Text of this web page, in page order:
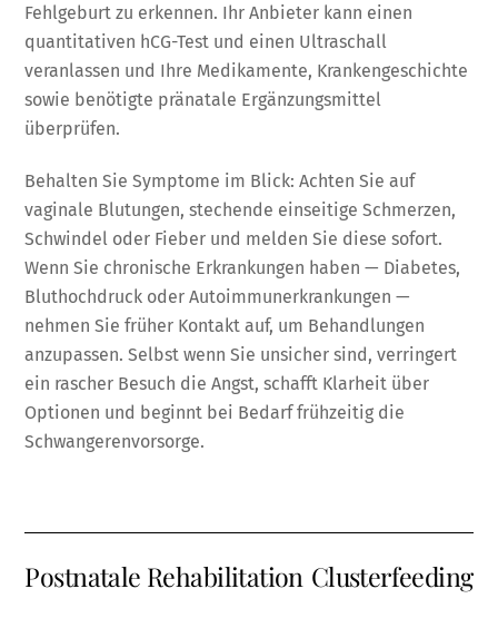
Fehlgeburt zu erkennen. Ihr Anbieter kann einen
quantitativen hCG-Test und einen Ultraschall
veranlassen und Ihre Medikamente, Krankengeschichte
sowie benötigte pränatale Ergänzungsmittel
überprüfen.
Behalten Sie Symptome im Blick: Achten Sie auf
vaginale Blutungen, stechende einseitige Schmerzen,
Schwindel oder Fieber und melden Sie diese sofort.
Wenn Sie chronische Erkrankungen haben — Diabetes,
Bluthochdruck oder Autoimmunerkrankungen —
nehmen Sie früher Kontakt auf, um Behandlungen
anzupassen. Selbst wenn Sie unsicher sind, verringert
ein rascher Besuch die Angst, schafft Klarheit über
Optionen und beginnt bei Bedarf frühzeitig die
Schwangerenvorsorge.
Postnatale Rehabilitation Clusterfeeding